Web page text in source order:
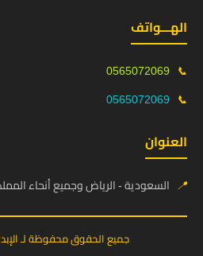
الهـــواتف
📞
0565072069
📞
0565072069
العنوان
📍 السعودية - الرياض وجميع أنحاء
جميع الحقوق محفوظة لـ